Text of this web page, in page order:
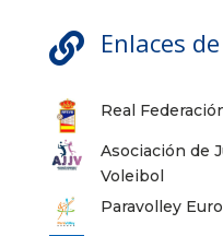
 Enlaces
Real
Asociación de
Voleibol
Paravolley